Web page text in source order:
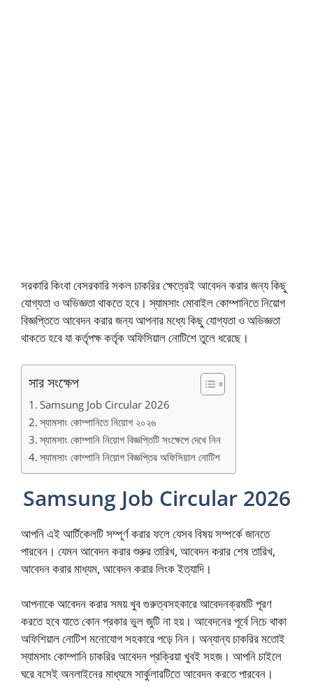
সরকারি কিংবা বেসরকারি সকল চাকরির ক্ষেত্রেই আবেদন করার জন্য কিছু
যোগ্যতা ও অভিজ্ঞতা থাকতে হবে। স্যামসাং মোবাইল কোম্পানিতে নিয়োগ
বিজ্ঞপ্তিতে আবেদন করার জন্য আপনার মধ্যে কিছু যোগ্যতা ও অভিজ্ঞতা
থাকতে হবে যা কর্তৃপক্ষ কর্তৃক অফিসিয়াল নোটিশে তুলে ধরেছে।
সার সংক্ষেপ
Samsung Job Circular 2026
স্যামসাং কোম্পানিতে নিয়োগ ২০২৬
স্যামসাং কোম্পানি নিয়োগ বিজ্ঞপ্তিটি সংক্ষেপে দেখে নিন
স্যামসাং কোম্পানি নিয়োগ বিজ্ঞপ্তির অফিসিয়াল নোটিশ
Samsung Job Circular 2026
আপনি এই আর্টিকেলটি সম্পূর্ণ করার ফলে যেসব বিষয় সম্পর্কে জানতে
পারবেন। যেমন আবেদন করার শুরুর তারিখ, আবেদন করার শেষ তারিখ,
আবেদন করার মাধ্যম, আবেদন করার লিংক ইত্যাদি।
আপনাকে আবেদন করার সময় খুব গুরুত্বসহকারে আবেদনক্রমটি পূরণ
করতে হবে যাতে কোন প্রকার ভুল জুটি না হয়। আবেদনের পূর্বে নিচে থাকা
অফিশিয়াল নোটিশ মনোযোগ সহকারে পড়ে নিন। অন্যান্য চাকরির মতোই
স্যামসাং কোম্পানি চাকরির আবেদন প্রক্রিয়া খুবই সহজ। আপনি চাইলে
ঘরে বসেই অনলাইনের মাধ্যমে সার্কুলারটিতে আবেদন করতে পারবেন।